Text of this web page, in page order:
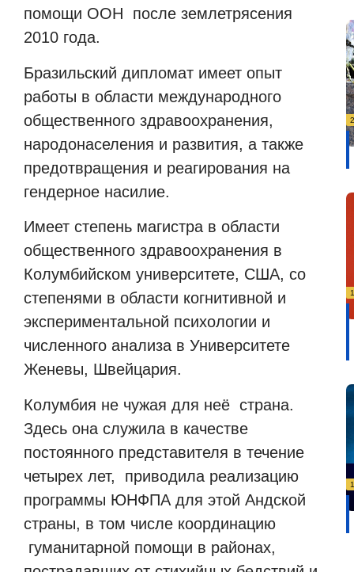
помощи ООН
после землетрясения
2010 года.
Бразильский дипломат имеет опыт
работы в области международного
общественного здравоохранения,
народонаселения и развития, а также
предотвращения и реагирования на
гендерное насилие.
Имеет степень магистра в области
общественного здравоохранения в
Колумбийском университете, США, со
степенями в области когнитивной и
экспериментальной психологии и
численного анализа в Университете
Женевы, Швейцария.
Колумбия не чужая для неё страна.
Здесь она служила в качестве
постоянного представителя в течение
четырех лет,
приводила реализацию
программы ЮНФПА для этой Андской
страны, в том числе координацию
гуманитарной помощи в районах,